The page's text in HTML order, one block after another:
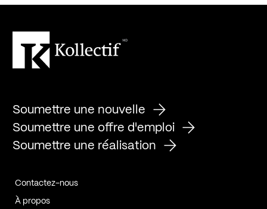
Soumettre une nouvelle
Soumettre une offre d'emploi
Soumettre une réalisation
Contactez-nous
À propos